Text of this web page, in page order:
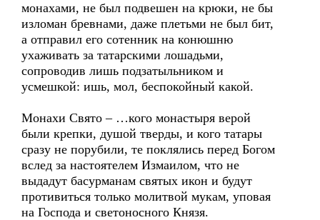
монахами, не был подвешен на крюки, не бы
изломан бревнами, даже плетьми не был бит,
а отправил его сотенник на конюшню
ухаживать за татарскими лошадьми,
сопроводив лишь подзатыльником и
усмешкой: ишь, мол, беспокойный какой.
Монахи Свято – …кого монастыря верой
были крепки, душой тверды, и кого татары
сразу не порубили, те поклялись перед Богом
вслед за настоятелем Измаилом, что не
выдадут басурманам святых икон и будут
противиться только молитвой мукам, уповая
на Господа и светоносного Князя.